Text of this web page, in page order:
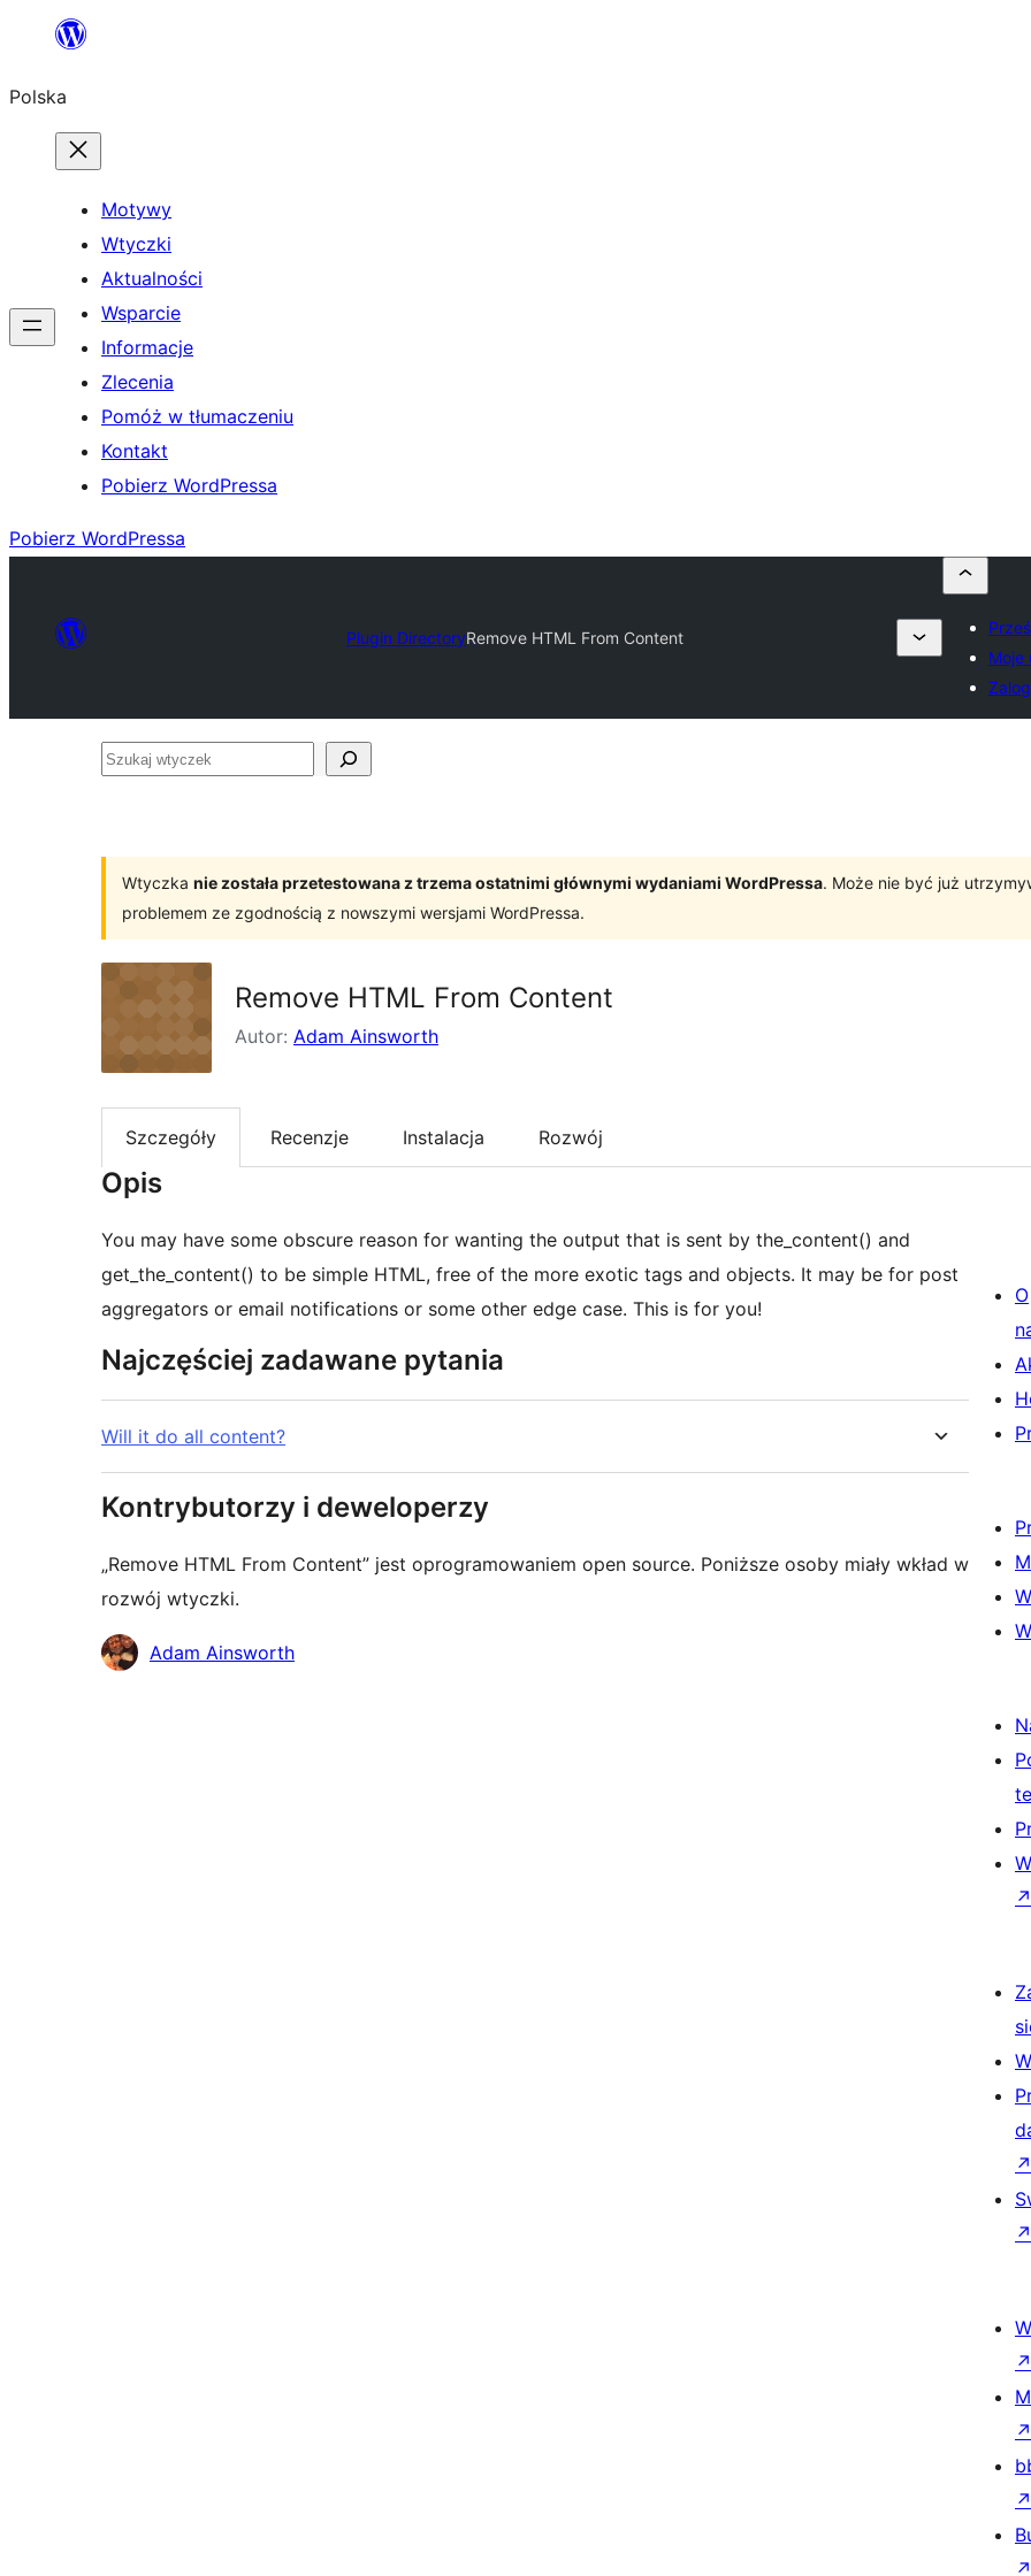
Przejdź
treści
Polska
Motywy
Wtyczki
Aktualności
Wsparcie
Informacje
Zlecenia
Pomóż w tłumaczeniu
Kontakt
Pobierz WordPressa
Pobierz WordPressa
Plugin DirectoryRemove HTML From Content
Moje
Szukaj
Wtyczka nie została przetestowana z trzema ostatnimi głównymi wydaniami WordPressa. Może nie być już
problemem ze zgodnością z nowszymi wersjami WordPressa.
Remove HTML From Content
Autor: Adam Ainsworth
Szczegóły Recenzje Instalacja Rozwój
Opis
You may have some obscure reason for wanting the output that is sent by the_content() and
get_the_content() to be simple HTML, free of the more exotic tags and objects. It may be for post
aggregators or email notifications or some other edge case. This is for you!
Najczęściej zadawane pytania
Will it do all content?
Kontrybutorzy i deweloperzy
„Remove HTML From Content” jest oprogramowaniem open source. Poniższe osoby miały wkład w
rozwój wtyczki.
Zaangażowani
Adam Ainsworth
O
↗
↗
↗
↗
↗
↗
↗